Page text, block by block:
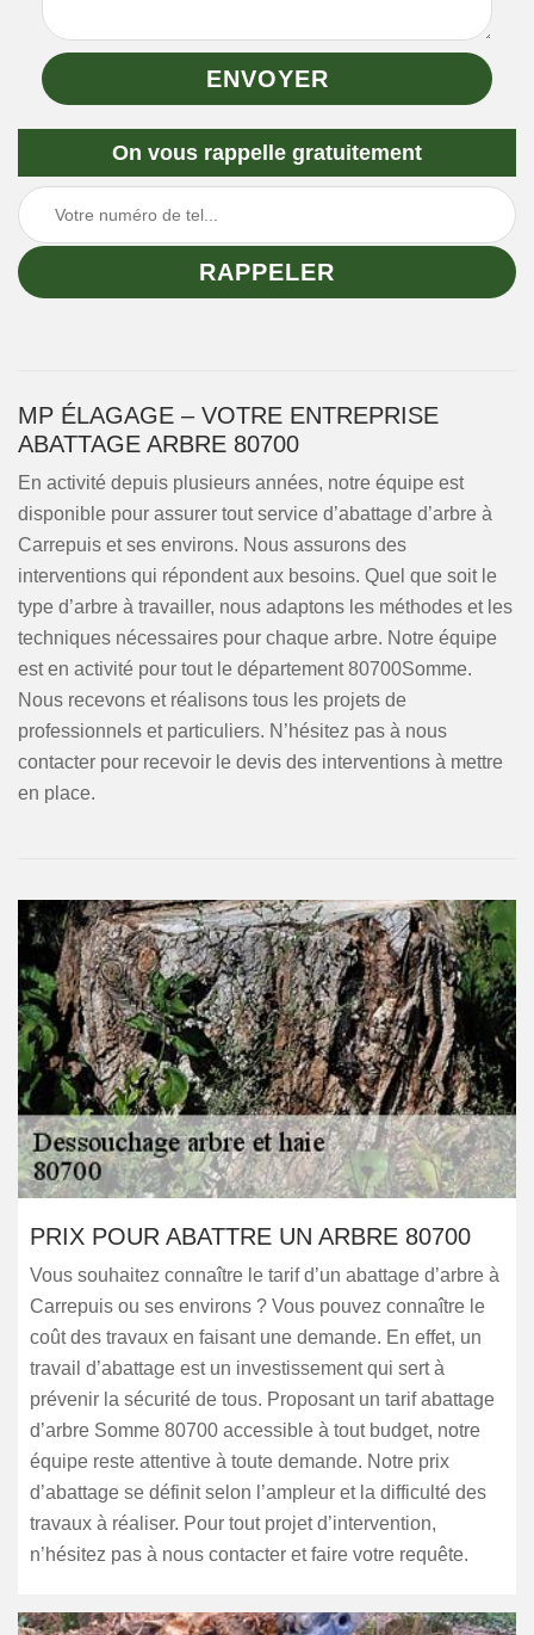
On vous rappelle gratuitement
MP ÉLAGAGE – VOTRE ENTREPRISE
ABATTAGE ARBRE 80700
En activité depuis plusieurs années, notre équipe est
disponible pour assurer tout service d’abattage d’arbre à
Carrepuis et ses environs. Nous assurons des
interventions qui répondent aux besoins. Quel que soit le
type d’arbre à travailler, nous adaptons les méthodes et les
techniques nécessaires pour chaque arbre. Notre équipe
est en activité pour tout le département 80700Somme.
Nous recevons et réalisons tous les projets de
professionnels et particuliers. N’hésitez pas à nous
contacter pour recevoir le devis des interventions à mettre
en place.
PRIX POUR ABATTRE UN ARBRE 80700
Vous souhaitez connaître le tarif d’un abattage d’arbre à
Carrepuis ou ses environs ? Vous pouvez connaître le
coût des travaux en faisant une demande. En effet, un
travail d’abattage est un investissement qui sert à
prévenir la sécurité de tous. Proposant un tarif abattage
d’arbre Somme 80700 accessible à tout budget, notre
équipe reste attentive à toute demande. Notre prix
d’abattage se définit selon l’ampleur et la difficulté des
travaux à réaliser. Pour tout projet d’intervention,
n’hésitez pas à nous contacter et faire votre requête.